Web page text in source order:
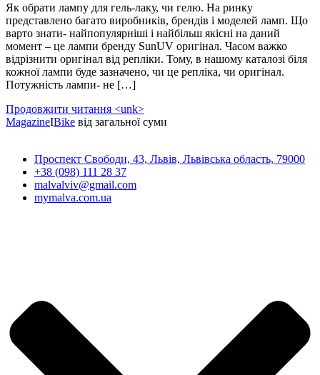
Як обрати лампу для гель-лаку, чи гелю. На ринку
представлено багато виробників, брендів і моделей ламп. Що
варто знати- найпопулярніші і найбільш якісні на даний
момент – це лампи бренду SunUV оригінал. Часом важко
відрізнити оригінал від репліки. Тому, в нашому каталозі біля
кожної лампи буде зазначено, чи це репліка, чи оригінал.
Потужність лампи- не […]
Продовжити читання <unk>
MagazineІBike від загальної суми
Проспект Свободи, 43, Львів, Львівська область, 79000
+38 (098) 111 28 37
malvalviv@gmail.com
mymalva.com.ua